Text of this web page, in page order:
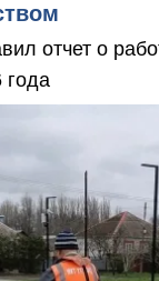
отчет о
года